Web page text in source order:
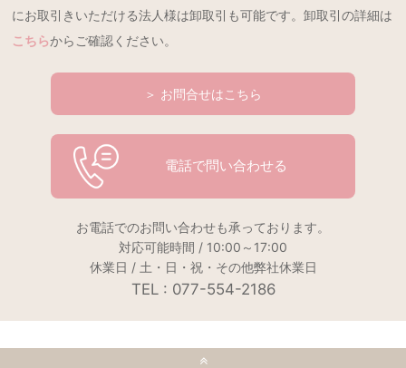
にお取引きいただける法人様は卸取引も可能です。卸取引の詳細は
こちらからご確認ください。
＞ お問合せはこちら
電話で問い合わせる
お電話でのお問い合わせも承っております。
対応可能時間 / 10:00～17:00
休業日 / 土・日・祝・その他弊社休業日
TEL : 077-554-2186